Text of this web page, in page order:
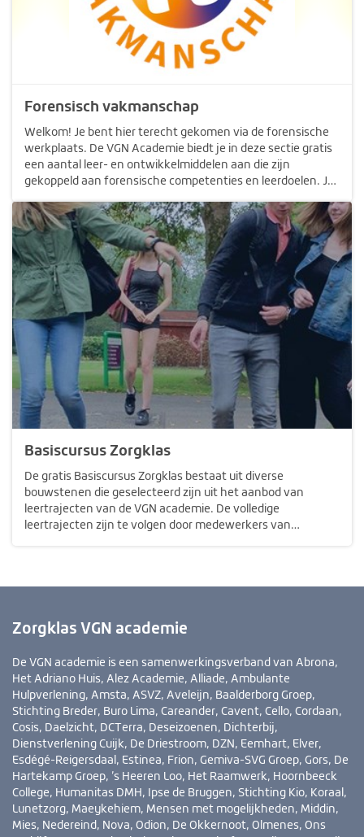
Forensisch vakmanschap
Welkom! Je bent hier terecht gekomen via de forensische
werkplaats. De VGN Academie biedt je in deze sectie gratis
een aantal leer- en ontwikkelmiddelen aan die zijn
gekoppeld aan forensische competenties en leerdoelen. Je
klikken. Veel…
Basiscursus Zorgklas
De gratis Basiscursus Zorgklas bestaat uit diverse
bouwstenen die geselecteerd zijn uit het aanbod van
leertrajecten van de VGN academie. De volledige
leertrajecten zijn te volgen door medewerkers van
Zorgklas VGN academie
De VGN academie is een samenwerkingsverband van Abrona,
Het Adriano Huis, Alez Academie, Alliade, Ambulante
Hulpverlening, Amsta, ASVZ, Aveleijn, Baalderborg Groep,
Stichting Breder, Buro Lima, Careander, Cavent, Cello, Cordaan,
Cosis, Daelzicht, DCTerra, Deseizoenen, Dichterbij,
Dienstverlening Cuijk, De Driestroom, DZN, Eemhart, Elver,
Esdégé-Reigersdaal, Estinea, Frion, Gemiva-SVG Groep, Gors, De
Hartekamp Groep, ’s Heeren Loo, Het Raamwerk, Hoornbeeck
College, Humanitas DMH, Ipse de Bruggen, Stichting Kio, Koraal,
Lunetzorg, Maeykehiem, Mensen met mogelijkheden, Middin,
Mies, Nedereind, Nova, Odion, De Okkernoot, Olmenes, Ons